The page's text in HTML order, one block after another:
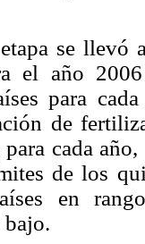
se llevó
el año
para
de
cada
de los
en
bajo.